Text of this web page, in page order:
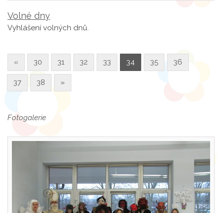
Volné dny
Vyhlášení volných dnů.
« 30 31 32 33 34 35 36
37 38 »
Fotogalerie